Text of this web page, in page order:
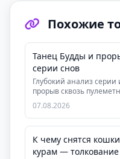
Похожие
Танец Будды и
серии снов
Глубокий анализ серии
прорыв сквозь
друзей...
07.08.2026
К чему снятся
курам — толкование